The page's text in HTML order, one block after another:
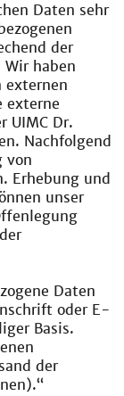
Daten sehr
der
haben
externen
externe
UIMC Dr.
Nachfolgend
von
Erhebung und
unser
Daten
oder E-
Basis.
der